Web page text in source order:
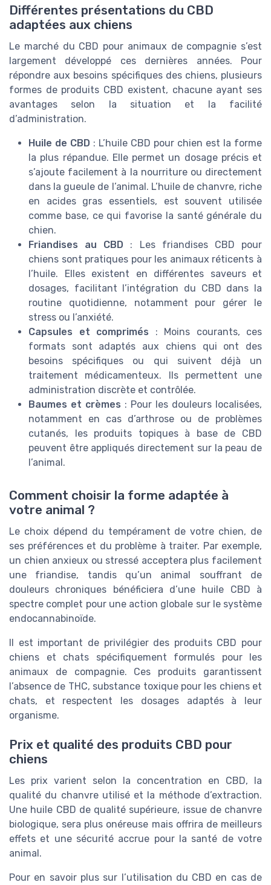
Différentes présentations du CBD
adaptées aux chiens
Le marché du CBD pour animaux de compagnie s’est
largement développé ces dernières années. Pour
répondre aux besoins spécifiques des chiens, plusieurs
formes de produits CBD existent, chacune ayant ses
avantages selon la situation et la facilité
d’administration.
Huile de CBD : L’huile CBD pour chien est la forme
la plus répandue. Elle permet un dosage précis et
s’ajoute facilement à la nourriture ou directement
dans la gueule de l’animal. L’huile de chanvre, riche
en acides gras essentiels, est souvent utilisée
comme base, ce qui favorise la santé générale du
chien.
Friandises au CBD : Les friandises CBD pour
chiens sont pratiques pour les animaux réticents à
l’huile. Elles existent en différentes saveurs et
dosages, facilitant l’intégration du CBD dans la
routine quotidienne, notamment pour gérer le
stress ou l’anxiété.
Capsules et comprimés : Moins courants, ces
formats sont adaptés aux chiens qui ont des
besoins spécifiques ou qui suivent déjà un
traitement médicamenteux. Ils permettent une
administration discrète et contrôlée.
Baumes et crèmes : Pour les douleurs localisées,
notamment en cas d’arthrose ou de problèmes
cutanés, les produits topiques à base de CBD
peuvent être appliqués directement sur la peau de
l’animal.
Comment choisir la forme adaptée à
votre animal ?
Le choix dépend du tempérament de votre chien, de
ses préférences et du problème à traiter. Par exemple,
un chien anxieux ou stressé acceptera plus facilement
une friandise, tandis qu’un animal souffrant de
douleurs chroniques bénéficiera d’une huile CBD à
spectre complet pour une action globale sur le système
endocannabinoïde.
Il est important de privilégier des produits CBD pour
chiens et chats spécifiquement formulés pour les
animaux de compagnie. Ces produits garantissent
l’absence de THC, substance toxique pour les chiens et
chats, et respectent les dosages adaptés à leur
organisme.
Prix et qualité des produits CBD pour
chiens
Les prix varient selon la concentration en CBD, la
qualité du chanvre utilisé et la méthode d’extraction.
Une huile CBD de qualité supérieure, issue de chanvre
biologique, sera plus onéreuse mais offrira de meilleurs
effets et une sécurité accrue pour la santé de votre
animal.
Pour en savoir plus sur l’utilisation du CBD en cas de